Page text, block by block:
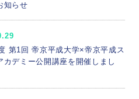
知らせ
第1回 帝京平成大学×帝京平成ス
カデミー公開講座を開催しまし